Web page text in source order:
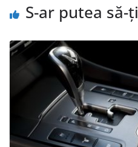
S-ar putea să-